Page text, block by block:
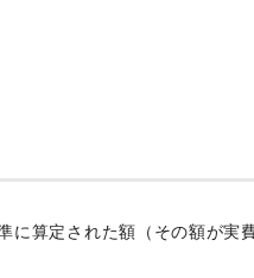
に算定された額（その額が実